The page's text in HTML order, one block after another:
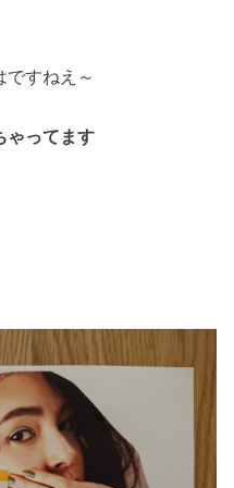
すねえ～
ゃってます